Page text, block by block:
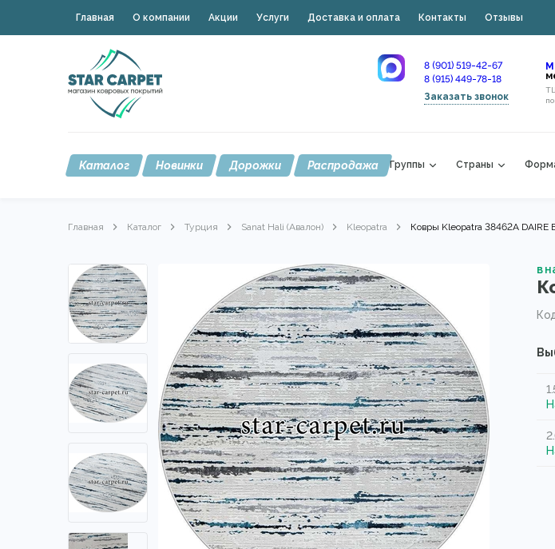
Главная О компании Акции Услуги Доставка и оплата Контакты Отзывы
8 (901) 519-42-67
8 (915) 449-78-18
Заказать звонок
Каталог Новинки Дорожки Распродажа Группы Страны
Главная Каталог Турция Sanat Hali (Авалон) Kleopatra Ковры Kleopatra 38462A DAIRE
в